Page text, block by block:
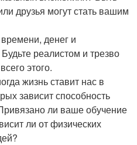
друзья могут стать вашим
денег и
реалистом и трезво
этого.
жизнь ставит нас в
зависит способность
ли ваше обучение
ли от физических